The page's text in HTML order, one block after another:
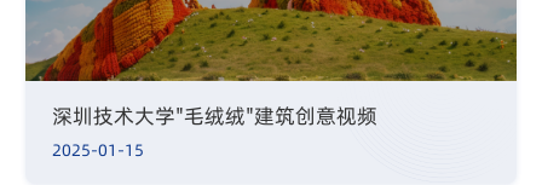
深圳技术大学"毛绒绒"建筑创意视频
2025-01-15